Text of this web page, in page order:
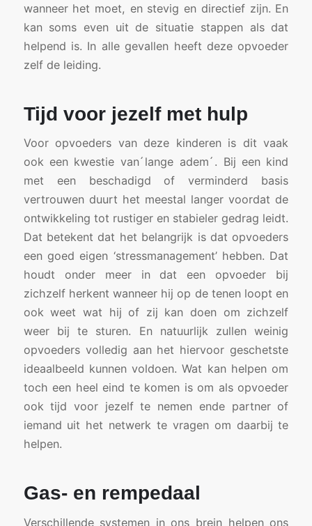
wanneer het moet, en stevig en directief zijn. En
kan soms even uit de situatie stappen als dat
helpend is. In alle gevallen heeft deze opvoeder
zelf de leiding.
Tijd voor jezelf met hulp
Voor opvoeders van deze kinderen is dit vaak
ook een kwestie van ́lange adem ́. Bij een kind
met een beschadigd of verminderd basis
vertrouwen duurt het meestal langer voordat de
ontwikkeling tot rustiger en stabieler gedrag leidt.
Dat betekent dat het belangrijk is dat opvoeders
een goed eigen ‘stressmanagement’ hebben. Dat
houdt onder meer in dat een opvoeder bij
zichzelf herkent wanneer hij op de tenen loopt en
ook weet wat hij of zij kan doen om zichzelf
weer bij te sturen. En natuurlijk zullen weinig
opvoeders volledig aan het hiervoor geschetste
ideaalbeeld kunnen voldoen. Wat kan helpen om
toch een heel eind te komen is om als opvoeder
ook tijd voor jezelf te nemen ende partner of
iemand uit het netwerk te vragen om daarbij te
helpen.
Gas- en rempedaal
Verschillende systemen in ons brein helpen ons